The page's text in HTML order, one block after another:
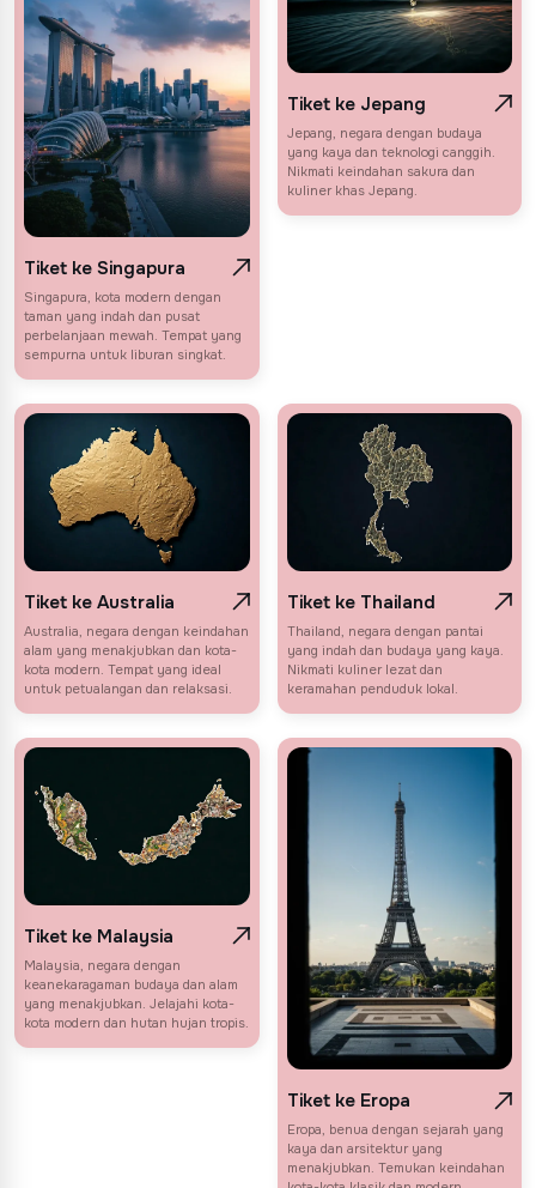
Tiket ke Singapura
Singapura, kota modern dengan
taman yang indah dan pusat
perbelanjaan mewah. Tempat yang
sempurna untuk liburan singkat.
Tiket ke Jepang
Jepang, negara dengan budaya
yang kaya dan teknologi canggih.
Nikmati keindahan sakura dan
kuliner khas Jepang.
Tiket ke Australia
Australia, negara dengan keindahan
alam yang menakjubkan dan kota-
kota modern. Tempat yang ideal
untuk petualangan dan relaksasi.
Tiket ke Thailand
Thailand, negara dengan pantai
yang indah dan budaya yang kaya.
Nikmati kuliner lezat dan
keramahan penduduk lokal.
Tiket ke Malaysia
Malaysia, negara dengan
keanekaragaman budaya dan alam
yang menakjubkan. Jelajahi kota-
kota modern dan hutan hujan tropis.
Tiket ke Eropa
Eropa, benua dengan sejarah yang
kaya dan arsitektur yang
menakjubkan. Temukan keindahan